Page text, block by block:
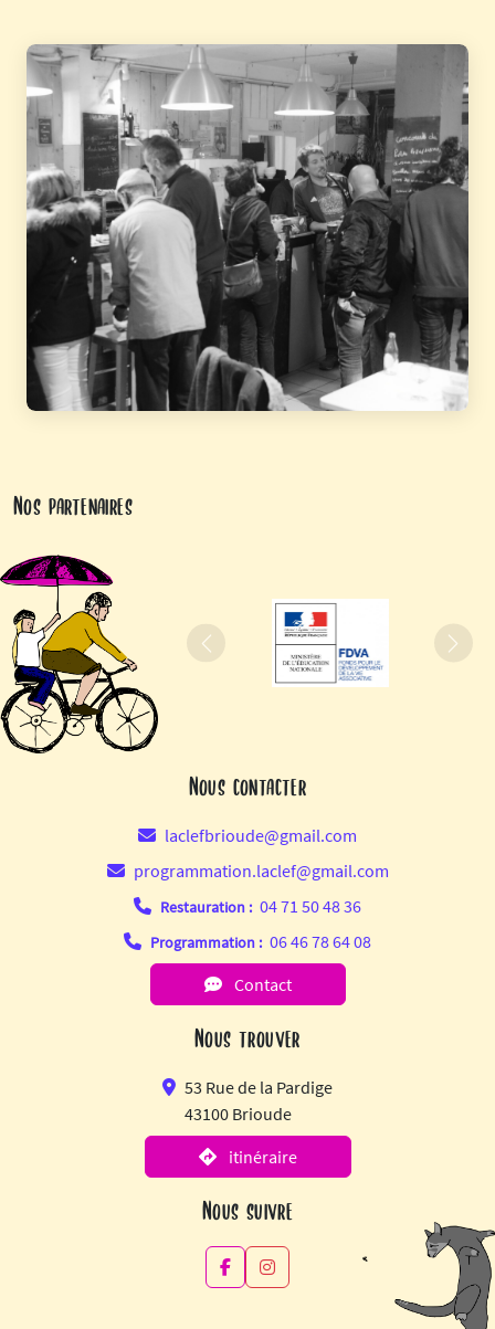
Nos partenaires
Précédent
Nous contacter
laclefbrioude@gmail.com
programmation.laclef@gmail.com
Restauration : 04 71 50 48 36
Programmation : 06 46 78 64 08
Contact
Nous trouver
53 Rue de la Pardige
43100 Brioude
itinéraire
Nous suivre